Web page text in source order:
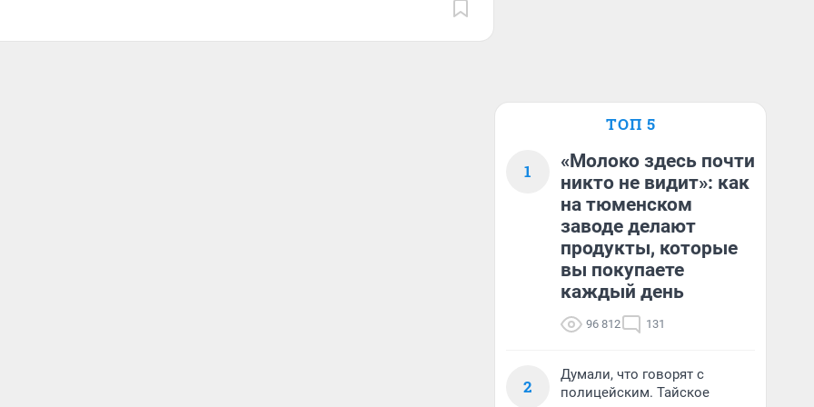
ТОП 5
1
«Молоко здесь почти
никто не видит»: как
на тюменском
заводе делают
продукты, которые
вы покупаете
каждый день
96 812 131
2
Думали, что говорят с
полицейским. Тайское